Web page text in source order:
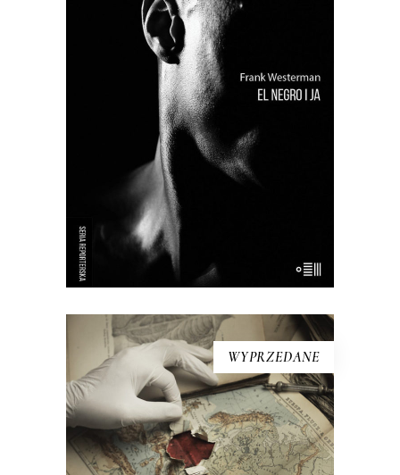
“El Negro i ja” to reporterska próba
odtworzenia życia tzw. buszmena z
Banyoles – zmumifikowanego,
wypchanego człowieka, który był
wystawiany publicznie aż do lat 90. XX
wieku jako eksponat muzealny. Frank
Westerman, holenderski reporter,
próbuje przywrócić buszmenowi z
Banyoles jego […]
WYPRZEDANE
[EBOOK] Kamil Bałuk –
WSZYSTKIE DZIECI LOUISA
Ta historia zelektryzowała Holandię, ale